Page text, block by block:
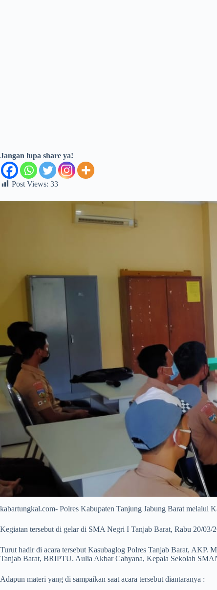
Jangan lupa share ya!
Post Views: 33
kabartungkal.com- Polres Kabupaten Tanjung Jabung Barat melalui
Kegiatan tersebut di gelar di SMA Negri I Tanjab Barat, Rabu 20/03/
Turut hadir di acara tersebut Kasubaglog Polres Tanjab Barat,
Tanjab Barat, BRIPTU. Aulia Akbar Cahyana, Kepala Sekolah
Adapun materi yang di sampaikan saat acara tersebut diantaranya :